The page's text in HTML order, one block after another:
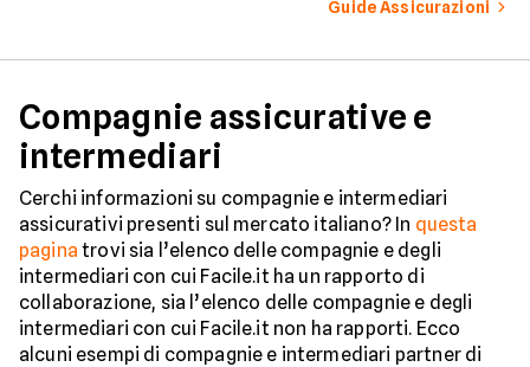
Guide Assicurazioni
Compagnie assicurative e
intermediari
Cerchi informazioni su compagnie e intermediari
assicurativi presenti sul mercato italiano? In questa
pagina trovi sia l’elenco delle compagnie e degli
intermediari con cui Facile.it ha un rapporto di
collaborazione, sia l’elenco delle compagnie e degli
intermediari con cui Facile.it non ha rapporti. Ecco
alcuni esempi di compagnie e intermediari partner di